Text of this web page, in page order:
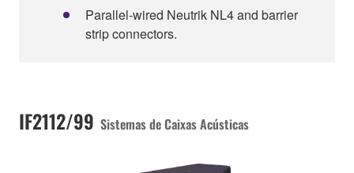
Parallel-wired Neutrik NL4 and barrier
strip connectors.
IF2112/99 Sistemas de Caixas Acústicas